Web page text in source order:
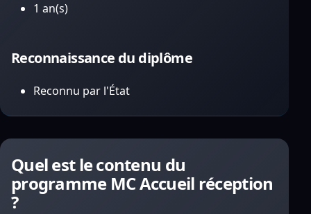
1 an(s)
Reconnaissance du diplôme
Reconnu par l'État
Quel est le contenu du
programme MC Accueil réception
?